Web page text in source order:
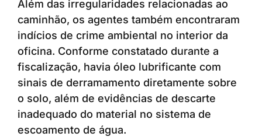
Além das irregularidades relacionadas ao
caminhão, os agentes também encontraram
indícios de crime ambiental no interior da
oficina. Conforme constatado durante a
fiscalização, havia óleo lubrificante com
sinais de derramamento diretamente sobre
o solo, além de evidências de descarte
inadequado do material no sistema de
escoamento de água.